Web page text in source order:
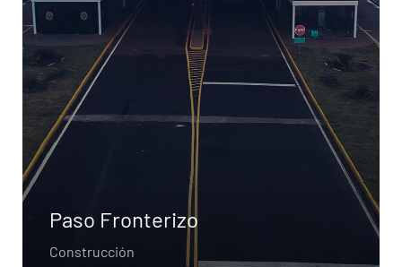
Paso Fronterizo
Construcción